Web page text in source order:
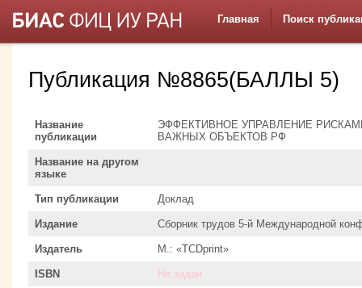
Главная Поиск
Публикация №8865(БАЛЛЫ 5)
Название
публикации
ЭФФЕКТИВНОЕ УПРАВЛЕНИЕ
ВАЖНЫХ ОБЪЕКТОВ РФ
Название на другом
языке
Тип публикации Доклад
Издание Сборник трудов 5-й Международной
Издатель М.: «TCDprint»
ISBN Не задан